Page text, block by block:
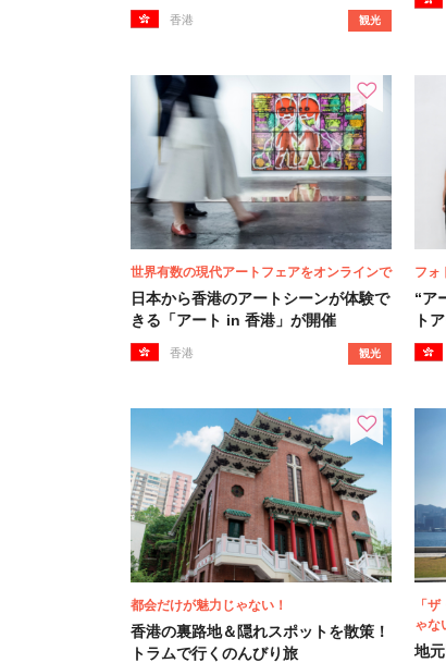
香港 観光
世界有数の現代アートフェアをオンラインで
日本から香港のアートシーンが体験で
きる「アート in 香港」が開催
香港 観光
フォ
“ア
ト
都会だけが魅力じゃない！
香港の裏路地＆隠れスポットを散策！
トラムで行くのんびり旅
「
ゃな
地